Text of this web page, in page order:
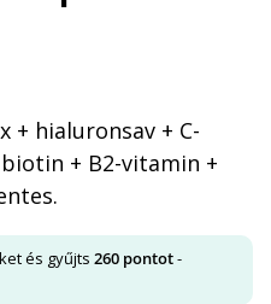
+ hialuronsav + C-
+ B2-vitamin +
és gyűjts 260 pontot-